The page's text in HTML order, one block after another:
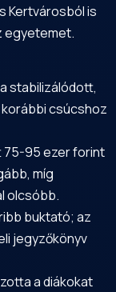
Kertvárosból is
egyetemet.
stabilizálódott,
csúcshoz
75-95 ezer forint
míg
olcsóbb.
buktató; az
jegyzőkönyv
a diákokat